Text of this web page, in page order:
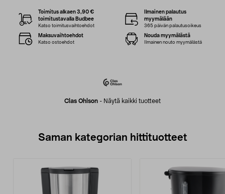
Clas Ohlson - Näytä kaikki tuotteet
Toimitus alkaen 3,90 €
toimitustavalla Budbee
Katso toimitusvaihtoehdot
Ilmainen palautus
myymälään
365 päivän palautusoikeus
Maksuvaihtoehdot
Katso ostoehdot
Nouda myymälästä
Ilmainen nouto myymälästä
Saman kategorian hittituotteet